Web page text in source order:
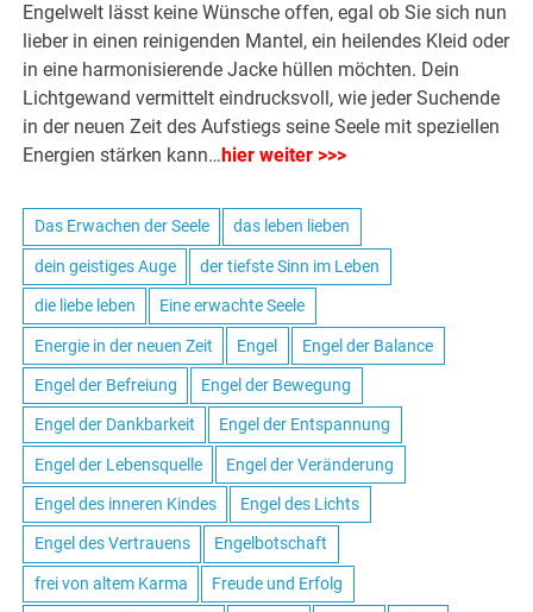
Engelwelt lässt keine Wünsche offen, egal ob Sie sich nun
lieber in einen reinigenden Mantel, ein heilendes Kleid oder
in eine harmonisierende Jacke hüllen möchten. Dein
Lichtgewand vermittelt eindrucksvoll, wie jeder Suchende
in der neuen Zeit des Aufstiegs seine Seele mit speziellen
Energien stärken kann… hier weiter >>>
Das Erwachen der Seele das leben lieben
dein geistiges Auge der tiefste Sinn im Leben
die liebe leben Eine erwachte Seele
Energie in der neuen Zeit Engel Engel der Balance
Engel der Befreiung Engel der Bewegung
Engel der Dankbarkeit Engel der Entspannung
Engel der Lebensquelle Engel der Veränderung
Engel des inneren Kindes Engel des Lichts
Engel des Vertrauens Engelbotschaft
frei von altem Karma Freude und Erfolg